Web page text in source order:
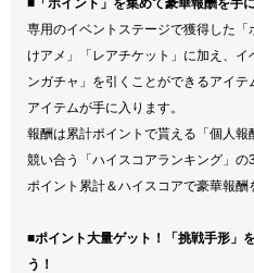
■「ポイント」を集めて豪華報酬を手
専用のイベントステージで獲得した
けアメ」「レアチケット」に加え、
ンガチャ」を引くことができるアイ
アイテムが手に入ります。
報酬は累計ポイントで貰える「個人
競い合う「ハイスコアランキング」の3
ポイント累計＆ハイスコアで豪華報酬
■ポイント大量ゲット！「挑戦手形」
う！